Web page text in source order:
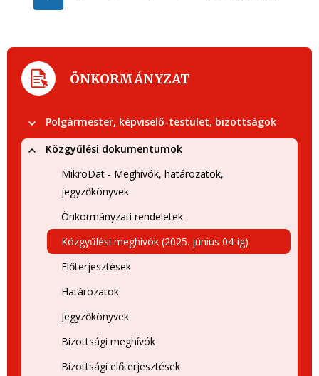
ÖNKORMÁNYZAT
Polgármester, képviselő-testület, bizottságok
Közgyűlési dokumentumok
MikroDat - Meghívók, határozatok,
jegyzőkönyvek
Önkormányzati rendeletek
Közgyűlési meghívók (2025. június 04-ig)
Előterjesztések
Határozatok
Jegyzőkönyvek
Bizottsági meghívók
Bizottsági előterjesztések